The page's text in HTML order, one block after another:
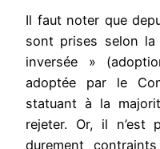
Il faut noter que
sont prises selon
inversée »
adoptée par le
statuant à la
rejeter. Or, il
durement